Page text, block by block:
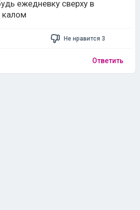
ежедневку сверху в
калом
Не нравится 3
Ответить